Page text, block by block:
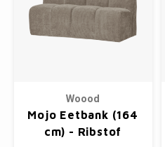
Woood
Mojo Eetbank (164
cm) - Ribstof